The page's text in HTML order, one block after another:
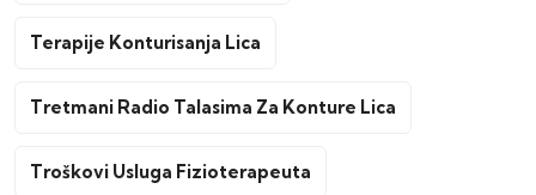
Terapije Konturisanja Lica
Tretmani Radio Talasima Za Konture Lica
Troškovi Usluga Fizioterapeuta